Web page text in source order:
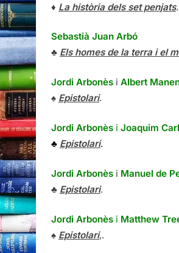
♦ La història dels set penjats.
Sebastià Juan Arbó
♣ Els homes de la terra i el
Jordi Arbonès i Albert
♠ Epistolari.
Jordi Arbonès i Joaquim
♣ Epistolari.
Jordi Arbonès i Manuel de
♣ Epistolari.
Jordi Arbonès i Matthew
♠ Epistolari,.